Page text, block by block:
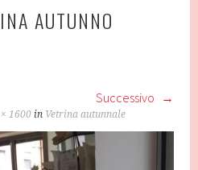
AUTUNNO
Successivo
1600 in Vetrina autunnale